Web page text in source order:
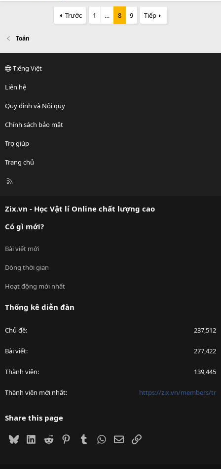
Trước 1 … 8 9 Tiếp
Toán
Tiếng Việt
Liên hệ
Quy định và Nội quy
Chính sách bảo mật
Trợ giúp
Trang chủ
R
Zix.vn - Học Vật lí Online chất lượng cao
Có gì mới?
Bài viết mới
Dòng thời gian
Hoạt động mới nhất
Thống kê diễn đàn
Chủ đề 237,512
Bài viết 277,422
Thành viên 139,445
Thành viên mới nhất https://zix.vn/members/tr
Share this page
BlueskyLinkedIn
Reddit PinterestTumblrWhatsApp
EmailLink